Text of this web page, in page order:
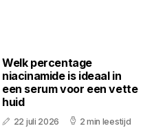
Welk percentage
niacinamide is ideaal in
een serum voor een vette
huid
22 juli 2026 2 min leestijd